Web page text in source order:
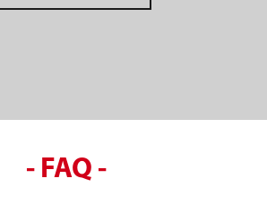
- FAQ -